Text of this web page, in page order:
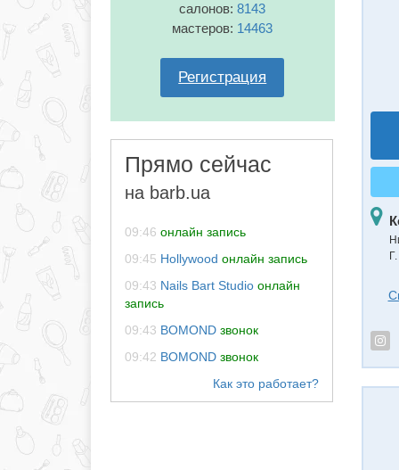
салонов:8143
мастеров: 14463
Регистрация
Прямо сейчас
на barb.ua
09:46 онлайн запись
09:45 Hollywood онлайн запись
09:43 Nails Bart Studio онлайн
запись
09:43 BOMOND звонок
09:42 BOMOND звонок